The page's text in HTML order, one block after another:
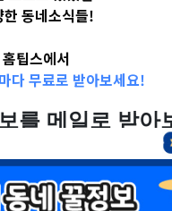
한 동네소식들!
홈팁스에서
다 무료로 받아보세요!